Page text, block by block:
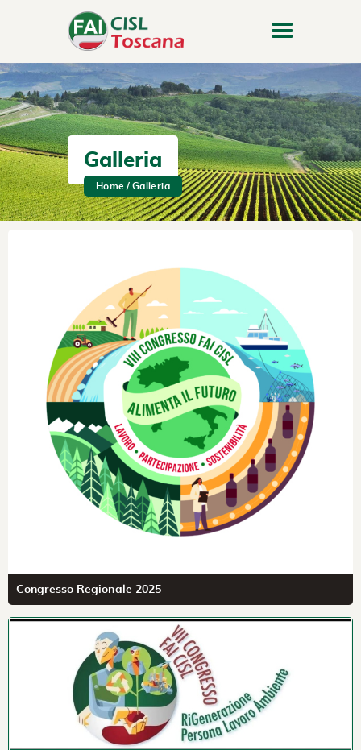
Galleria
Home Galleria
Congresso Regionale 2025